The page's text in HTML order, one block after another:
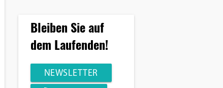
Bleiben Sie auf
dem Laufenden!
NEWSLETTER